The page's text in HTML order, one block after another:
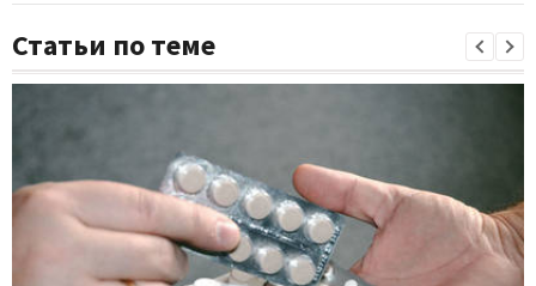
Статьи по теме